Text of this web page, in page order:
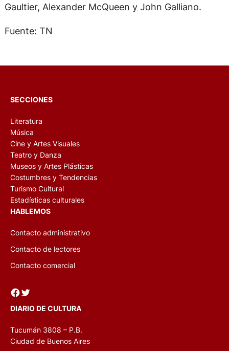
Gaultier, Alexander McQueen y John Galliano.
Fuente: TN
SECCIONES
Literatura
Música
Cine y Artes Visuales
Teatro y Danza
Museos y Artes Plásticas
Costumbres y Tendencias
Turismo Cultural
Estadísticas culturales
HABLEMOS
Contacto administrativo
Contacto de lectores
Contacto comercial
Facebook Twitter
DIARIO DE CULTURA
Tucumán 3808 – P.B.
Ciudad de Buenos Aires